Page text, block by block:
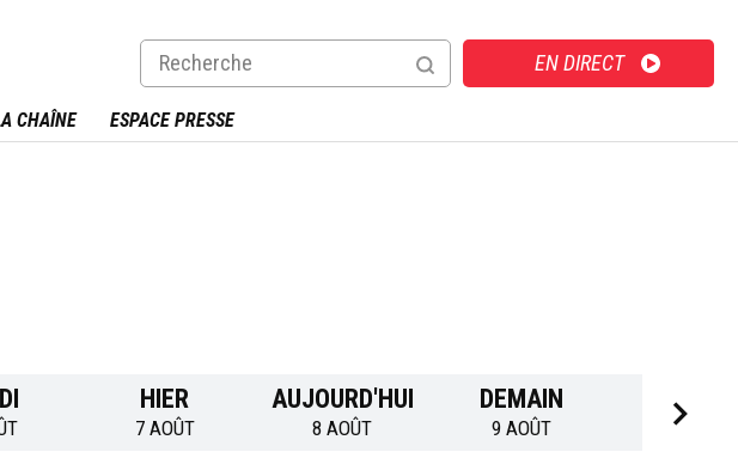
EN DIRECT
CHAÎNE ESPACE PRESSE
HIER
7 AOÛT
AUJOURD'HUI
8 AOÛT
DEMAIN
9 AOÛT
LUNDI
10 AOÛT